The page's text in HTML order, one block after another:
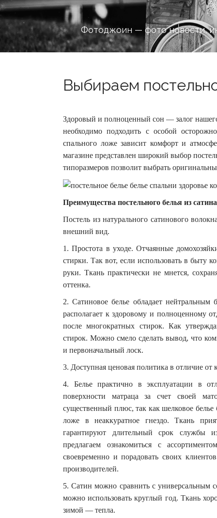
Фотоджоин — фото новости,
Выбираем
Здоровый и полноценный сон — залог
необходимо подходить с особой
спального ложе зависит комфорт и
магазине представлен широкий выбор
типоразмеров позволит выбрать
Преимущества постельного белья из сатина
Постель из натурального сатинового
внешний вид.
1. Простота в уходе. Отчаянные
стирки. Так вот, если использовать в быту
руки. Ткань практически не мнется,
оттенка.
2. Сатиновое белье обладает нейтральным
располагает к здоровому и полноценному
после многократных стирок. Как
стирок. Можно смело сделать вывод, что
и первоначальный лоск.
3. Доступная ценовая политика в отличие от
4. Белье практично в эксплуатации в
поверхности матраца за счет своей
существенный плюс, так как шелковое белье
ложе в неаккуратное гнездо. Ткань
гарантируют длительный срок службы
предлагаем ознакомиться с
своевременно и порадовать своих
производителей.
5. Сатин можно сравнить с универсальным
можно использовать круглый год. Ткань
зимой — тепла.